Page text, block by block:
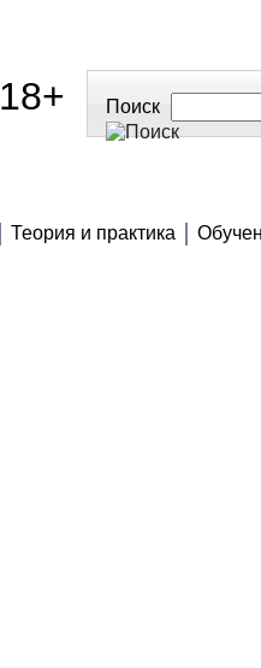
18+ Поиск
Теория и практика